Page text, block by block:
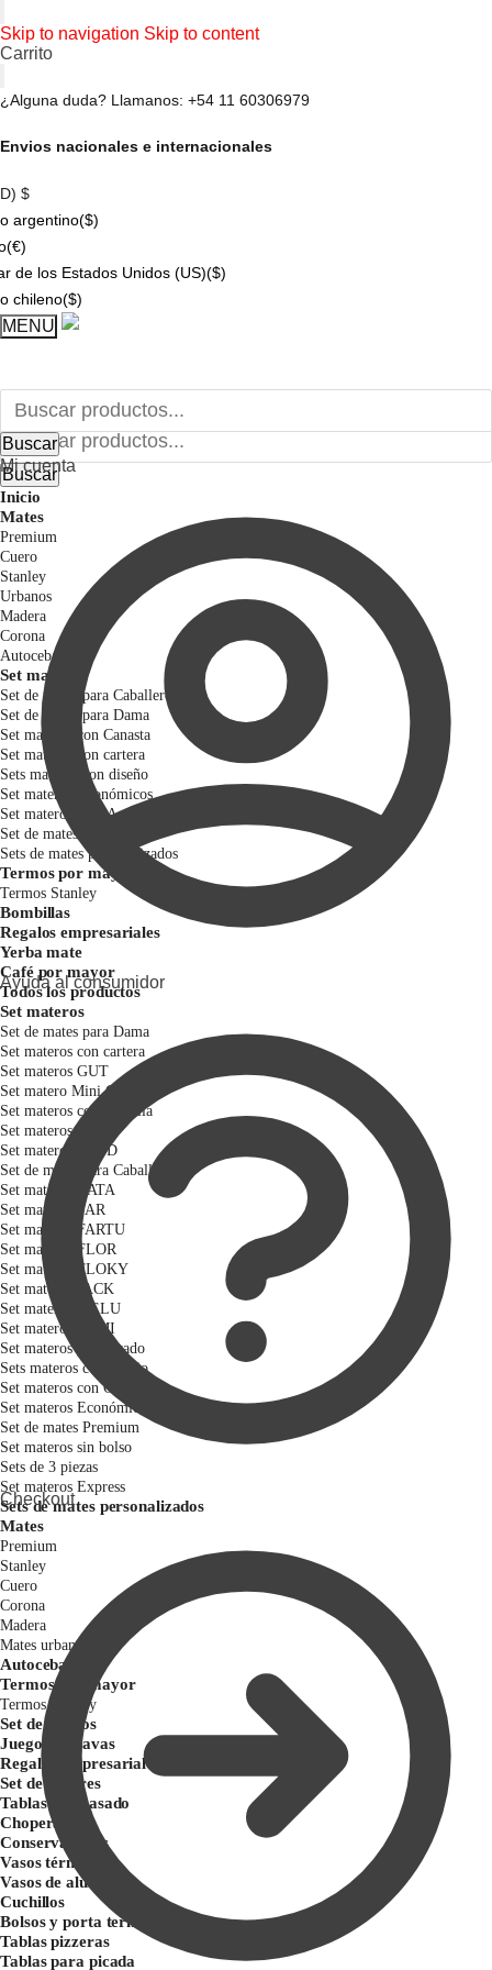
Skip to navigation Skip to content
Carrito
¿Alguna duda? Llamanos: +54 11 60306979
Envios nacionales e internacionales
$
argentino($)
(€)
de los Estados Unidos (US)($)
chileno($)
MENU
Buscar
Mi cuenta
Ayuda al consumidor
Checkout
Buscar por:
Buscar
Inicio
Mates
Premium
Cuero
Stanley
Urbanos
Madera
Corona
Autocebantes
Set materos
Set de mates para Caballero
Set de mates para Dama
Set materos con Canasta
Set materos con cartera
Sets materos con diseño
Set materos Económicos
Set materos para Asado
Set de mates Premium
Sets de mates personalizados
Termos por mayor
Termos Stanley
Bombillas
Regalos empresariales
Yerba mate
Café por mayor
Todos los productos
Set materos
Set de mates para Dama
Set materos con cartera
Set materos GUT
Set matero Mini GUT
Set materos con mochila
Set materos LULI
Set materos BETD
Set de mates para Caballero
Set materos CATA
Set materos FAR
Set materos FARTU
Set materos FLOR
Set materos FLOKY
Set materos JACK
Set materos MELU
Set materos TAMI
Set materos para Asado
Sets materos con diseño
Set materos con Canasta
Set materos Económicos
Set de mates Premium
Set materos sin bolso
Sets de 3 piezas
Set materos Express
Sets de mates personalizados
Mates
Premium
Stanley
Cuero
Corona
Madera
Mates urbano
Autocebantes
Termos por mayor
Termos Stanley
Set de Asados
Juegos de pavas
Regalos empresariales
Set de Tereres
Tablas para asado
Choperas
Conservadoras
Vasos térmicos
Vasos de aluminio
Cuchillos
Bolsos y porta termos
Tablas pizzeras
Tablas para picada